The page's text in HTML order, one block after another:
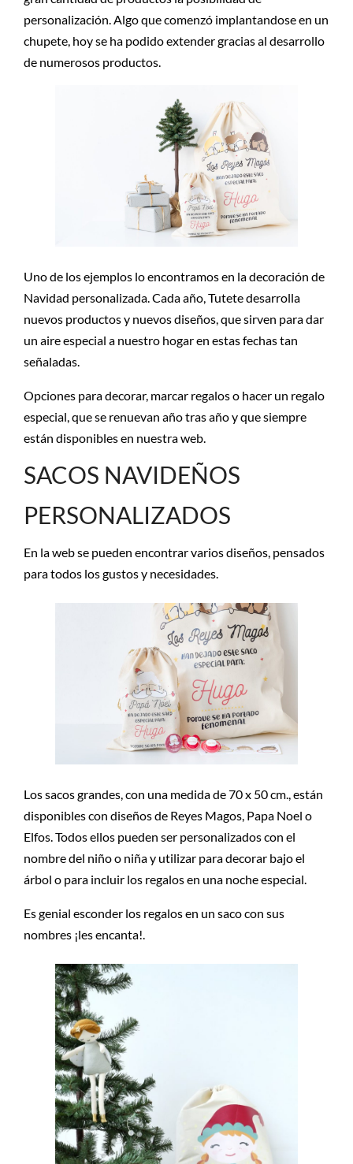
personalización. Algo que comenzó implantandose en un
chupete, hoy se ha podido extender gracias al desarrollo
de numerosos productos.
Uno de los ejemplos lo encontramos en la decoración de
Navidad personalizada. Cada año, Tutete desarrolla
nuevos productos y nuevos diseños, que sirven para dar
un aire especial a nuestro hogar en estas fechas tan
señaladas.
Opciones para decorar, marcar regalos o hacer un regalo
especial, que se renuevan año tras año y que siempre
están disponibles en nuestra web.
SACOS NAVIDEÑOS
PERSONALIZADOS
En la web se pueden encontrar varios diseños, pensados
para todos los gustos y necesidades.
Los sacos grandes, con una medida de 70 x 50 cm., están
disponibles con diseños de Reyes Magos, Papa Noel o
Elfos. Todos ellos pueden ser personalizados con el
nombre del niño o niña y utilizar para decorar bajo el
árbol o para incluir los regalos en una noche especial.
Es genial esconder los regalos en un saco con sus
nombres ¡les encanta!.